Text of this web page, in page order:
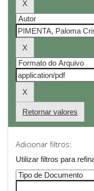
Retornar valores
Adicionar filtros:
Utilizar filtros para